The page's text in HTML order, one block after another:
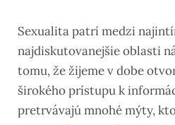
Sexualita patrí medzi
najdiskutovanejšie oblasti
tomu, že žijeme v dobe
širokého prístupu k
pretrvávajú mnohé mýty,